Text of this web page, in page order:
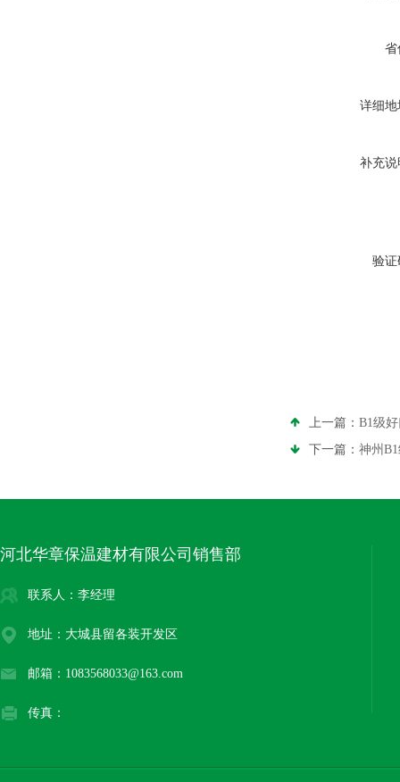
省
详细地
补充说
验证
上一篇： B1级
下一篇： 神州
河北华章保温建材有限公司销售部
联系人：李经理
地址：大城县留各装开发区
邮箱：1083568033@163.com
传真：